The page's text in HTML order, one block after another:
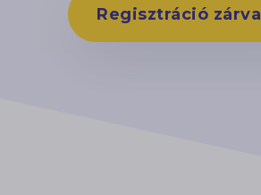
Regisztráció zárva